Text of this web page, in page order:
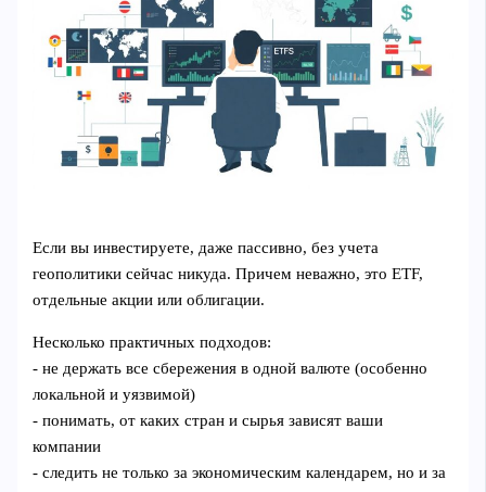
Если вы инвестируете, даже пассивно, без учета
геополитики сейчас никуда. Причем неважно, это ETF,
отдельные акции или облигации.
Несколько практичных подходов:
- не держать все сбережения в одной валюте (особенно
локальной и уязвимой)
- понимать, от каких стран и сырья зависят ваши
компании
- следить не только за экономическим календарем, но и за